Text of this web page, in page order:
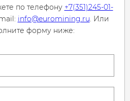
по телефону +7(351)245-01-
info@euromining.ru. Или
форму ниже: